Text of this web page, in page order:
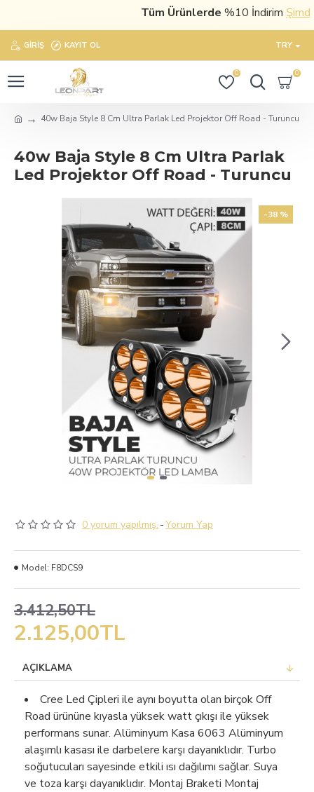
Tüm Ürünlerde%10 İndirimŞimdi
GIRIŞ KAYIT OL TRY
0 0
40w Baja Style 8 Cm Ultra Parlak Led Projektor Off Road - Turuncu
40w Baja Style 8 Cm Ultra Parlak
Led Projektor Off Road - Turuncu
-38 %
0 yorum yapılmış. -Yorum Yap
2.125,00TL
3.412,50TL
Model: F8DCS9
AÇIKLAMA
Cree Led Çipleri ile aynı boyutta olan birçok Off
Road ürününe kıyasla yüksek watt çıkışı ile yüksek
performans sunar. Alüminyum Kasa 6063 Alüminyum
alaşımlı kasası ile darbelere karşı dayanıklıdır. Turbo
soğutucuları sayesinde etkili ısı dağılımı sağlar. Suya
ve toza karşı dayanıklıdır. Montaj Braketi Montaj